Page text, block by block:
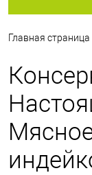
Главная страница